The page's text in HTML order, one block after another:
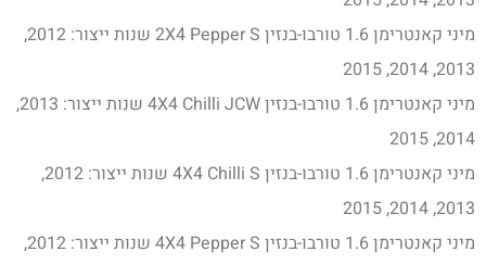
מיני קאנטרימן 1.6 טורבו-בנזין 2X4 Pepper S שנות ייצור: 2012,
2013, 2014, 2015
מיני קאנטרימן 1.6 טורבו-בנזין 4X4 Chilli JCW שנות ייצור: 2013,
2014, 2015
מיני קאנטרימן 1.6 טורבו-בנזין 4X4 Chilli S שנות ייצור: 2012,
2013, 2014, 2015
מיני קאנטרימן 1.6 טורבו-בנזין 4X4 Pepper S שנות ייצור: 2012,